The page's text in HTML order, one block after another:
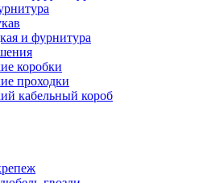
и фурнитура
коробки
проходки
кабельный короб